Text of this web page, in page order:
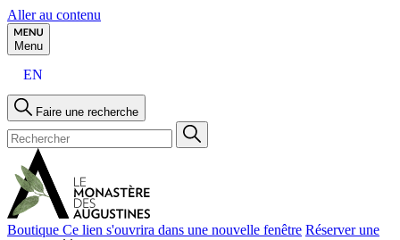
Aller au contenu
Menu
EN
Faire une recherche
Boutique Ce lien s'ouvrira dans une nouvelle fenêtre Réserver une